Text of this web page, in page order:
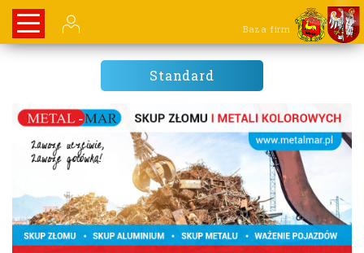
Baza firm
Standard